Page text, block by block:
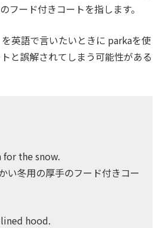
フード付きコートを指します。
英語で言いたいときに parkaを使
と誤解されてしまう可能性がある
for the snow.
い冬用の厚手のフード付きコー
hood.